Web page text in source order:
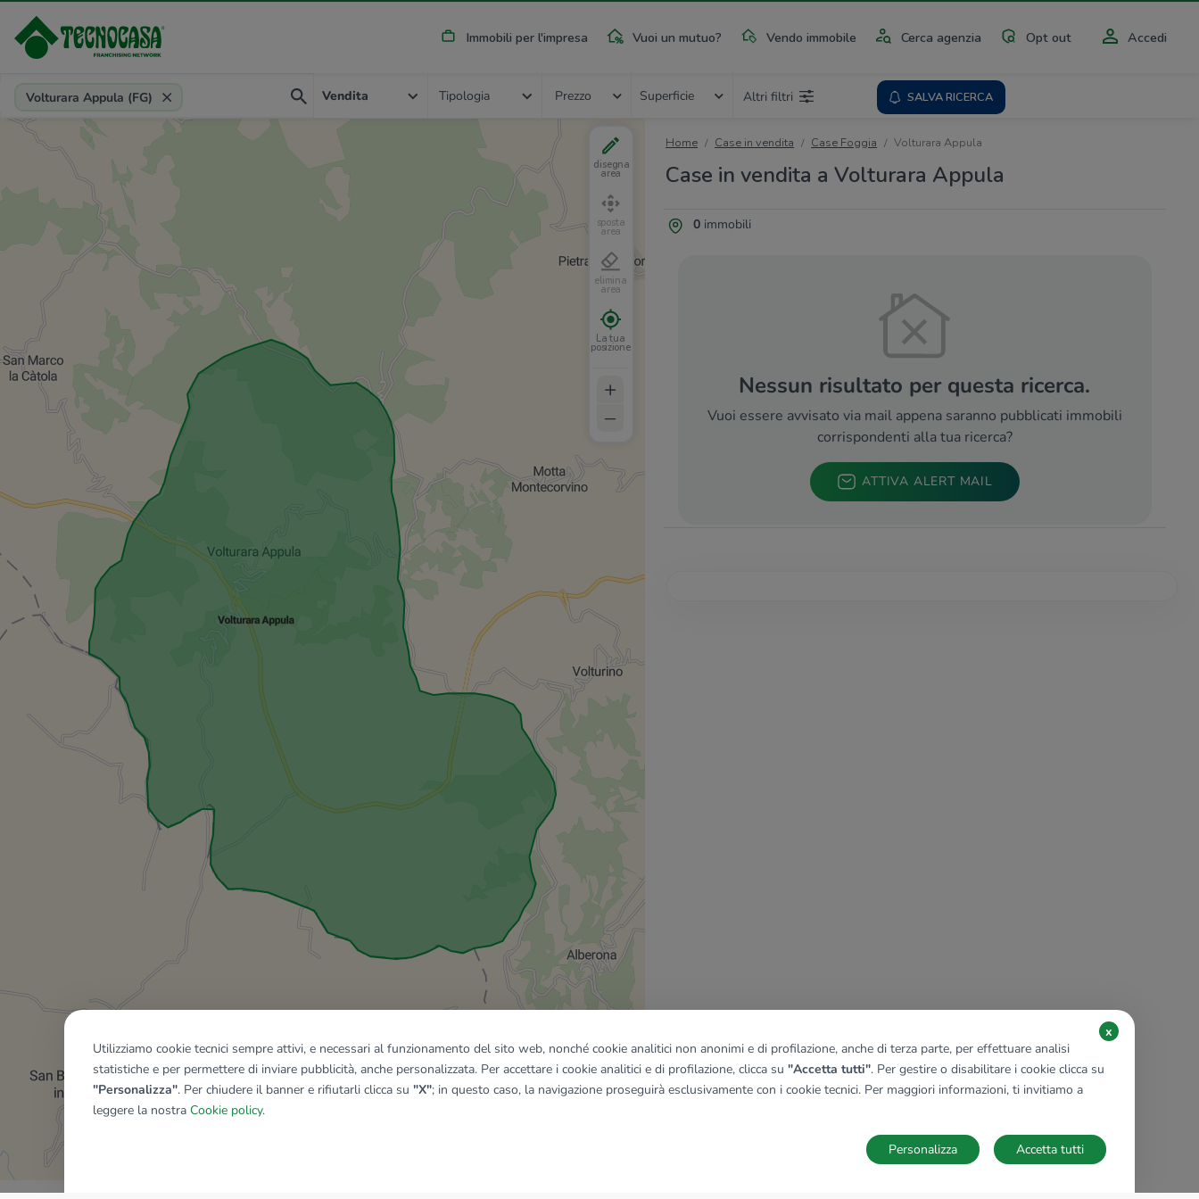
Immobili per l'impresa Vuoi un mutuo? Vendo immobile Cerca agenzia Opt out Accedi
Provincia, comune, zona, riferimento
Volturara Appula (FG) Vendita Tipologia Prezzo Superficie Altri filtri SALVA RICERCA
Home Case in vendita Case Foggia Volturara Appula
Case in vendita a Volturara Appula
0immobili
Nessun risultato per questa ricerca.
Vuoi essere avvisato via mail appena saranno pubblicati immobili
corrispondenti alla tua ricerca?
ATTIVA ALERT MAIL
disegna
area
sposta
area
elimina
area
La tua
posizione
+
–
Mostra tutti gli immobili del riquadro
Utilizziamo cookie tecnici sempre attivi, e necessari al funzionamento del sito web, nonché cookie analitici non anonimi e di profilazione, anche di terza parte, per effettuare analisi
statistiche e per permettere di inviare pubblicità, anche personalizzata. Per accettare i cookie analitici e di profilazione, clicca su "Accetta tutti". Per gestire o disabilitare i cookie clicca su
"Personalizza". Per chiudere il banner e rifiutarli clicca su "X"; in questo caso, la navigazione proseguirà esclusivamente con i cookie tecnici. Per maggiori informazioni, ti invitiamo a
leggere la nostra Cookie policy.
x
Accetta tutti
Personalizza